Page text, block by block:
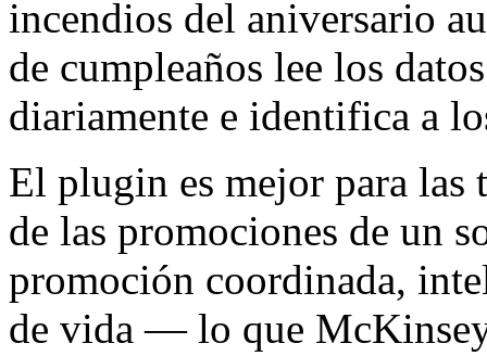
incendios del aniversario
de cumpleaños lee los
diariamente e identifica a
El plugin es mejor para las
de las promociones de un
promoción coordinada,
de vida — lo que